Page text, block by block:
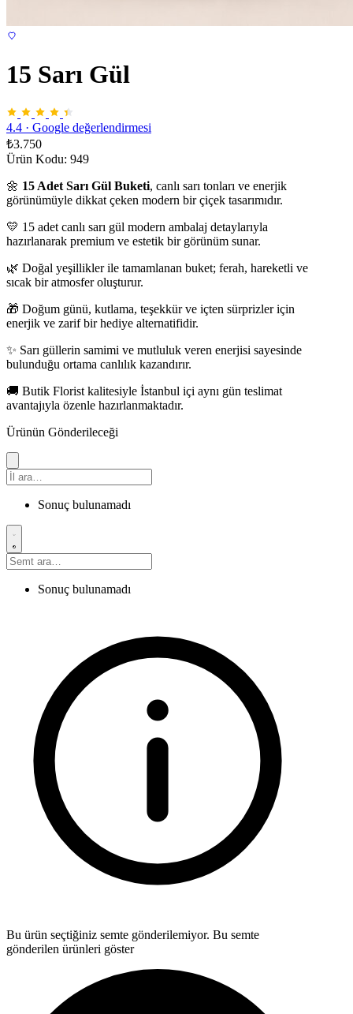
15 Sarı Gül
4.4 · Google değerlendirmesi
₺3.750
Ürün Kodu: 949
🌼 15 Adet Sarı Gül Buketi, canlı sarı tonları ve enerjik
görünümüyle dikkat çeken modern bir çiçek tasarımıdır.
💛 15 adet canlı sarı gül modern ambalaj detaylarıyla
hazırlanarak premium ve estetik bir görünüm sunar.
🌿 Doğal yeşillikler ile tamamlanan buket; ferah, hareketli ve
sıcak bir atmosfer oluşturur.
🎁 Doğum günü, kutlama, teşekkür ve içten sürprizler için
enerjik ve zarif bir hediye alternatifidir.
✨ Sarı güllerin samimi ve mutluluk veren enerjisi sayesinde
bulunduğu ortama canlılık kazandırır.
🚚 Butik Florist kalitesiyle İstanbul içi aynı gün teslimat
avantajıyla özenle hazırlanmaktadır.
Ürünün Gönderileceği
Sonuç bulunamadı
Sonuç bulunamadı
Bu ürün seçtiğiniz semte gönderilemiyor. Bu semte
gönderilen ürünleri göster